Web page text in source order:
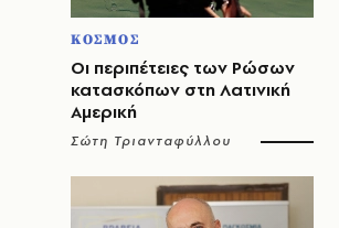
ΚΟΣΜΟΣ
Οι περιπέτειες των Ρώσων
κατασκόπων στη Λατινική
Αμερική
Σώτη Τριανταφύλλου